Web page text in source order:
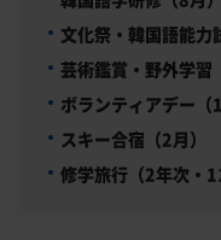
文化祭・韓国語能力
芸術鑑賞・野外学習
ボランティアデー（
スキー合宿（2月）
修学旅行（2年次・